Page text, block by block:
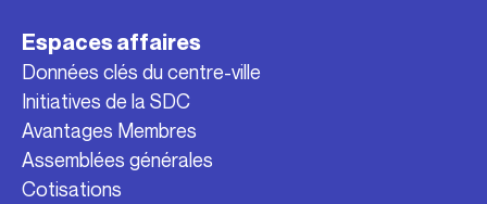
Espaces affaires
Données clés du centre-ville
Initiatives de la SDC
Avantages Membres
Assemblées générales
Cotisations